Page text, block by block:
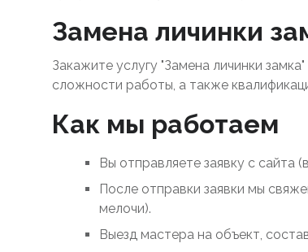
Замена личинки
Закажите услугу "Замена личинки
сложности работы, а также
Как мы работаем
Вы отправляете заявку с сайта
После отправки заявки мы
мелочи).
Выезд мастера на объект,